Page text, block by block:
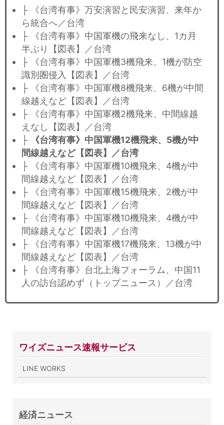
├ 《台湾有事》万安演習と民安演習、来年か
ら統合へ／台湾
├ 《台湾有事》中国軍機の飛来なし、1カ月
半ぶり【図表】／台湾
├ 《台湾有事》中国軍機3機飛来、1機が防空
識別圏侵入【図表】／台湾
├ 《台湾有事》中国軍機8機飛来、6機が中間
線越えなど【図表】／台湾
├ 《台湾有事》中国軍機2機飛来、中間線越
えなし【図表】／台湾
├
《台湾有事》中国軍機12機飛来、5機が中
間線越えなど【図表】／台湾
├ 《台湾有事》中国軍機10機飛来、4機が中
間線越えなど【図表】／台湾
├ 《台湾有事》中国軍機15機飛来、2機が中
間線越えなど【図表】／台湾
├ 《台湾有事》中国軍機10機飛来、4機が中
間線越えなど【図表】／台湾
├ 《台湾有事》中国軍機17機飛来、13機が中
間線越えなど【図表】／台湾
├ 《台湾有事》台北上海フォーラム、中国11
人の訪台認めず（トップニュース）／台湾
ワイズニュース速報サービス
LINE WORKS
経済ニュース